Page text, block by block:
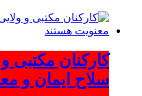
کارکنان مکتبی
سلاح ایمان و